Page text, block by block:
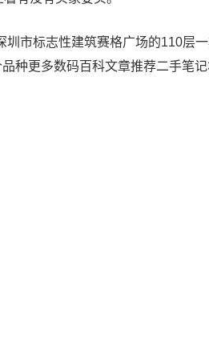
市标志性建筑赛格广场的110层
种更多数码百科文章推荐二手笔